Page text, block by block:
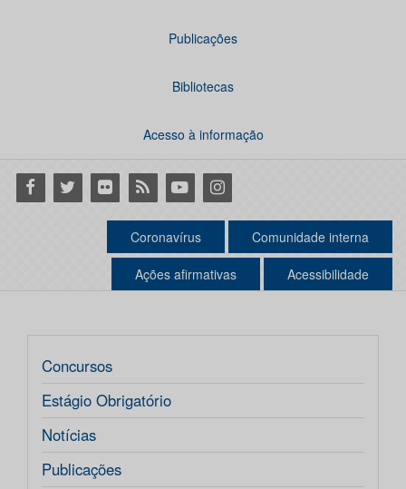
Publicações
Bibliotecas
Acesso à informação
Facebook
Twitter Flickr RSS YoutubeInstagram
Coronavírus Comunidade interna
Ações afirmativas Acessibilidade
Concursos
Estágio Obrigatório
Notícias
Publicações